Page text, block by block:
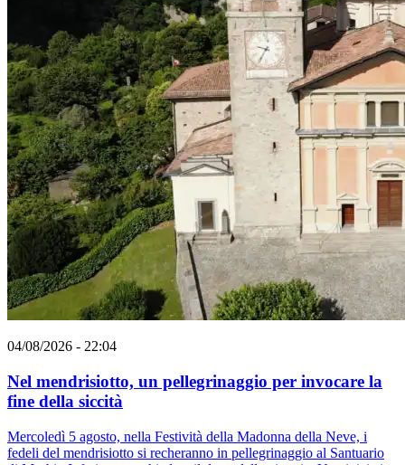
04/08/2026 - 22:04
Nel mendrisiotto, un pellegrinaggio per invocare la
fine della siccità
Mercoledì 5 agosto, nella Festività della Madonna della Neve, i
fedeli del mendrisiotto si recheranno in pellegrinaggio al Santuario